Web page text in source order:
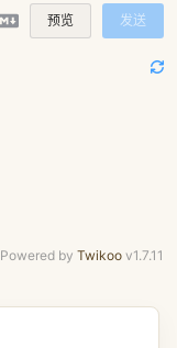
预览 发送
Powered by Twikoo v1.7.11